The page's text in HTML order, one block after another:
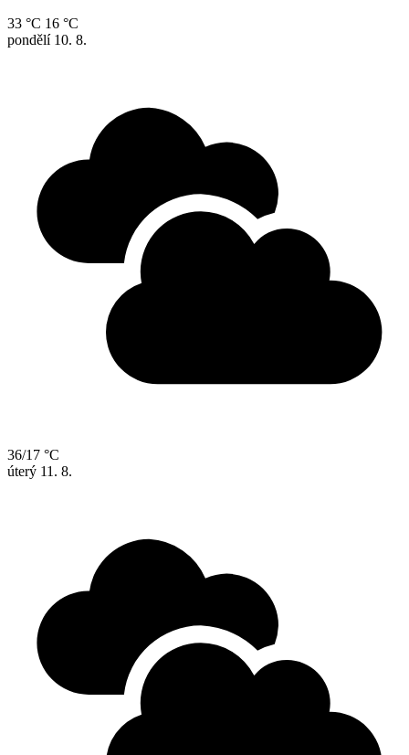
33 °C 16 °C
pondělí 10. 8.
36/17 °C
úterý 11. 8.